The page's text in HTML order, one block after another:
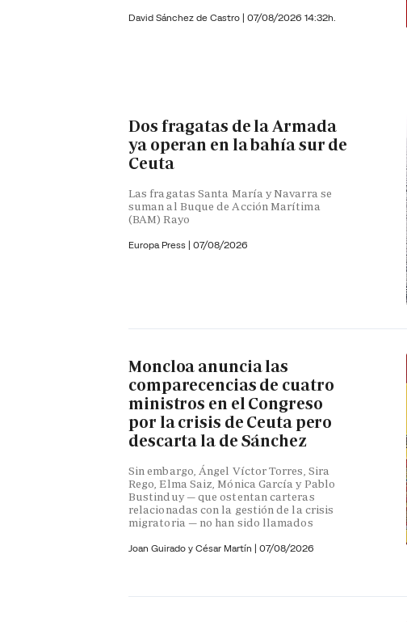
David Sánchez de Castro | 07/08/2026 14:32h.
Dos fragatas de la Armada
ya operan en la bahía sur de
Ceuta
Las fragatas Santa María y Navarra se
suman al Buque de Acción Marítima
(BAM) Rayo
Europa Press | 07/08/2026
Moncloa anuncia las
comparecencias de cuatro
ministros en el Congreso
por la crisis de Ceuta pero
descarta la de Sánchez
Sin embargo, Ángel Víctor Torres, Sira
Rego, Elma Saiz, Mónica García y Pablo
Bustinduy — que ostentan carteras
relacionadas con la gestión de la crisis
migratoria — no han sido llamados
Joan Guirado y César Martín | 07/08/2026